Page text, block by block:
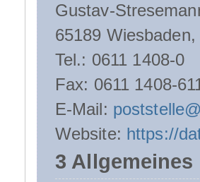
Gustav-
65189
Tel.: 0611 1408-0
Fax: 0611 1408-
E-Mail:
Website: https://
3